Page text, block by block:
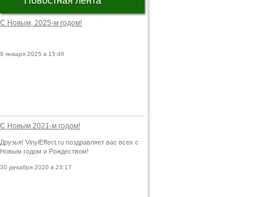
С Новым, 2025-м годом!
9 января 2025 в 15:46
С Новым 2021-м годом!
Друзья! VinylEffect.ru поздравляет вас всех с
Новым годом и Рождеством!
30 декабря 2020 в 23:17